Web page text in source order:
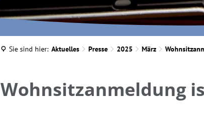
Sie sind hier: Aktuelles Presse 2025 März
Wohnsitzanmeldung